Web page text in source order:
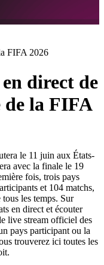
FIFA 2026
direct de
de la FIFA
le 11 juin aux États-
avec la finale le 19
fois, trois pays
et 104 matchs,
les temps. Sur
en direct et écouter
live stream officiel des
pays participant ou la
trouverez ici toutes les